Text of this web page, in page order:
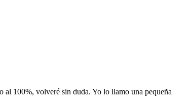
al 100%, volveré sin duda. Yo lo llamo una pequeña